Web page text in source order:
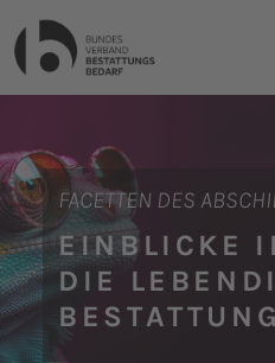
FACETTEN DES
EINBLICKE
DIE